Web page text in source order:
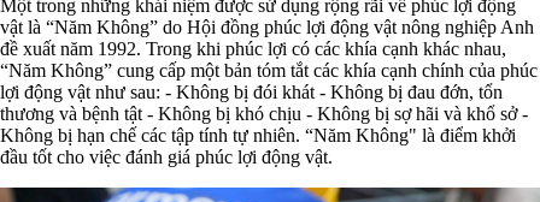
Một trong những khái niệm được sử dụng rộng rãi về phúc lợi động
vật là “Năm Không” do Hội đồng phúc lợi động vật nông nghiệp Anh
đề xuất năm 1992. Trong khi phúc lợi có các khía cạnh khác nhau,
“Năm Không” cung cấp một bản tóm tắt các khía cạnh chính của phúc
lợi động vật như sau: - Không bị đói khát - Không bị đau đớn, tổn
thương và bệnh tật - Không bị khó chịu - Không bị sợ hãi và khổ sở -
Không bị hạn chế các tập tính tự nhiên. “Năm Không" là điểm khởi
đầu tốt cho việc đánh giá phúc lợi động vật.